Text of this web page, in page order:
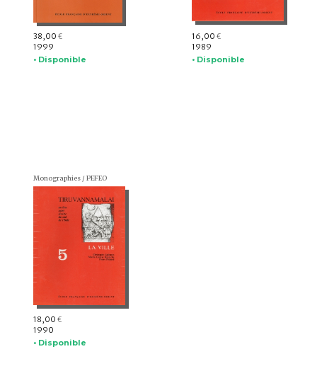
38,00 €
1999
• Disponible
16,00 €
1989
• Disponible
Monographies / PEFEO
18,00 €
1990
• Disponible